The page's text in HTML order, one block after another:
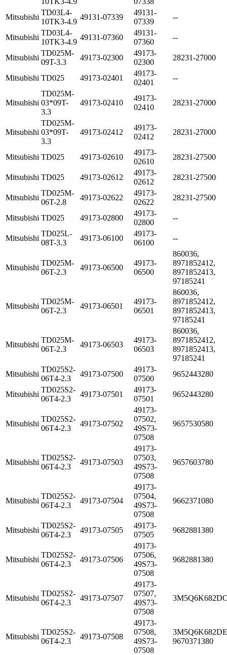
Mitsubishi
TD03L4-
10TK3-4.9
49131-07339
49131-
07339
--
Mitsubishi
TD03L4-
10TK3-4.9
49131-07360
49131-
07360
--
Mitsubishi
TD025M-
09T-3.3
49173-02300
49173-
02300
28231-27000
Mitsubishi TD025 49173-02401
49173-
02401
--
Mitsubishi
TD025M-
03*09T-
3.3
49173-02410
49173-
02410
28231-27000
Mitsubishi
TD025M-
03*09T-
3.3
49173-02412
49173-
02412
28231-27000
Mitsubishi TD025 49173-02610
49173-
02610
28231-27500
Mitsubishi TD025 49173-02612
49173-
02612
28231-27500
Mitsubishi
TD025M-
06T-2.8
49173-02622
49173-
02622
28231-27500
Mitsubishi TD025 49173-02800
49173-
02800
--
Mitsubishi
TD025L-
08T-3.3
49173-06100
49173-
06100
--
Mitsubishi
TD025M-
06T-2.3
49173-06500
49173-
06500
860036,
8971852412,
8971852413,
97185241
Mitsubishi
TD025M-
06T-2.3
49173-06501
49173-
06501
860036,
8971852412,
8971852413,
97185241
Mitsubishi
TD025M-
06T-2.3
49173-06503
49173-
06503
860036,
8971852412,
8971852413,
97185241
Mitsubishi
TD025S2-
06T4-2.3
49173-07500
49173-
07500
9652443280
Mitsubishi
TD025S2-
06T4-2.3
49173-07501
49173-
07501
9652443280
Mitsubishi
TD025S2-
06T4-2.3
49173-07502
49173-
07502,
49S73-
07508
9657530580
Mitsubishi
TD025S2-
06T4-2.3
49173-07503
49173-
07503,
49S73-
07508
9657603780
Mitsubishi
TD025S2-
06T4-2.3
49173-07504
49173-
07504,
49S73-
07508
9662371080
Mitsubishi
TD025S2-
06T4-2.3
49173-07505
49173-
07505
9682881380
Mitsubishi
TD025S2-
06T4-2.3
49173-07506
49173-
07506,
49S73-
07508
9682881380
Mitsubishi
TD025S2-
06T4-2.3
49173-07507
49173-
07507,
49S73-
07508
Mitsubishi
TD025S2-
06T4-2.3
49173-07508
49173-
07508,
49S73-
07508
9670371380